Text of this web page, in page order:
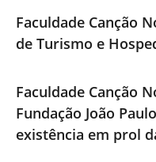
Faculdade Canção
de Turismo e
Faculdade Canção
Fundação João
existência em prol